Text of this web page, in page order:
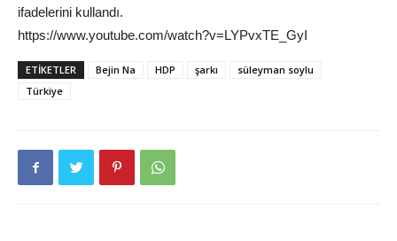
ifadelerini kullandı.
https://www.youtube.com/watch?v=LYPvxTE_GyI
ETIKETLER Bejin Na HDP şarkı
süleyman soylu
Türkiye